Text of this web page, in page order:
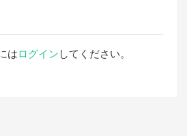
はログイン してください。